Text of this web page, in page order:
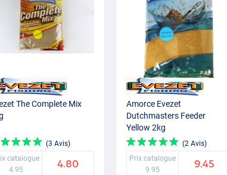
The Complete Mix
(3 Avis)
catalogue
4.95
4.80
Amorce Evezet
Dutchmasters Feeder
Yellow 2kg
(2 Avis)
Prix catalogue
9.95
9.45